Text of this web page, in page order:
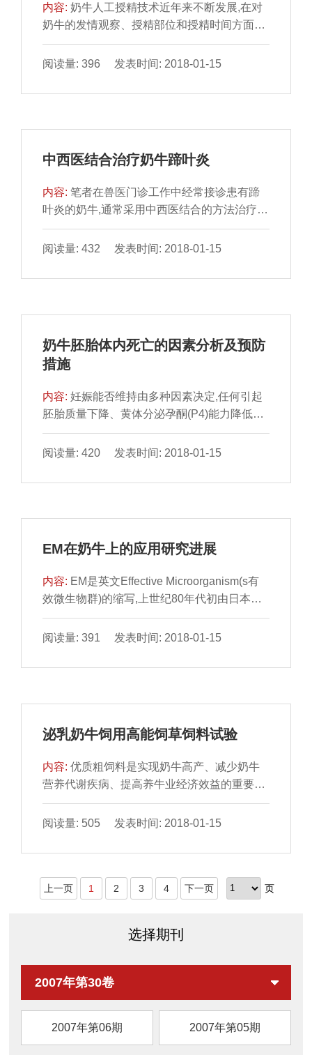
内容:奶牛人工授精技术近年来不断发展,在对
奶牛的发情观察、授精部位和授精时间方面有
了一些新的认识,文中主要介绍这三方面的研究
进展。
阅读量: 396 发表时间: 2018-01-15
中西医结合治疗奶牛蹄叶炎
内容:笔者在兽医门诊工作中经常接诊患有蹄
叶炎的奶牛,通常采用中西医结合的方法治疗,
效果非常明显。1病因1.1饲养失宜畜主为了提
高产奶量,长期饲喂过多的精料或饲料骤变,奶
收后造成血液循环紊乱,使真皮瘀血而发炎。
机能受到严重障碍,影响蹄的血液循环而容易诱
急促,蹄部动脉搏动亢进,蹄温升高,用蹄钳敲打
或钳压...
阅读量: 432 发表时间: 2018-01-15
奶牛胚胎体内死亡的因素分析及预防
措施
内容:妊娠能否维持由多种因素决定,任何引起
胚胎质量下降、黄体分泌孕酮(P4)能力降低及
不适宜的子宫内环境等都可能导致胚胎死亡。
奶牛妊娠损失主要由42天前的胚胎死亡引起的
损失一般不超过10%(Vasconcelos,1997)。经
42天的妊娠率降到35%￣45%,据此估计,胚胎
等,夏季泌乳牛受胎率降低至15%左右,因此胚
阅读量: 420 发表时间: 2018-01-15
EM在奶牛上的应用研究进展
内容: EM是英文Effective Microorganism(s有
效微生物群)的缩写,上世纪80年代初由日本比
嘉照夫教授研制成功,其在促进畜禽生长,提高
抗病能力,清除粪尿恶臭,生产绿色食品等方面
菌光合细菌菌体本身含有丰富的蛋白质、维生
1.2乳酸菌乳酸菌能阻止和抑制致病菌的侵入
维生素,产生消化酶类,帮助食物消化和营养吸
阅读量: 391 发表时间: 2018-01-15
泌乳奶牛饲用高能饲草饲料试验
内容:优质粗饲料是实现奶牛高产、减少奶牛
营养代谢疾病、提高养牛业经济效益的重要物
质基础。但作为许多地方主要粗饲料来源的玉
米秸秆,在未经处理前,其营养价值较低,而据报
净能可达到2.13NND/kg;且经高温消毒处理,饲
林奶牛场对盱眙金泰高能饲草饲料有限公司采
阅读量: 505 发表时间: 2018-01-15
上一页 1 2 3 4 下一页 页
选择期刊
2007年第30卷
2007年第06期 2007年第05期